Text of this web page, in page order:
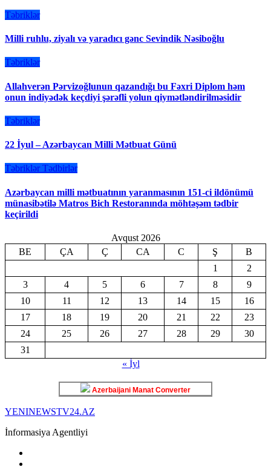
Təbriklər
Milli ruhlu, ziyalı və yaradıcı gənc Sevindik Nəsiboğlu
Təbriklər
Allahverən Pərvizoğlunun qazandığı bu Fəxri Diplom həm
onun indiyədək keçdiyi şərəfli yolun qiymətləndirilməsidir
Təbriklər
22 İyul – Azərbaycan Milli Mətbuat Günü
Təbriklər Tədbirlər
Azərbaycan milli mətbuatının yaranmasının 151-ci ildönümü
münasibətilə Matros Bich Restoranında möhtəşəm tədbir
keçirildi
Avqust 2026
BE
ÇA Ç CA C Ş
B
1
2
3
4 5 6 7 8
9
10
11 12 13 14 15
16
17
18 19 20 21 22
23
24
25 26 27 28 29
30
31
« İyl
Azerbaijani Manat Converter
YENINEWSTV24.AZ
İnformasiya Agentliyi